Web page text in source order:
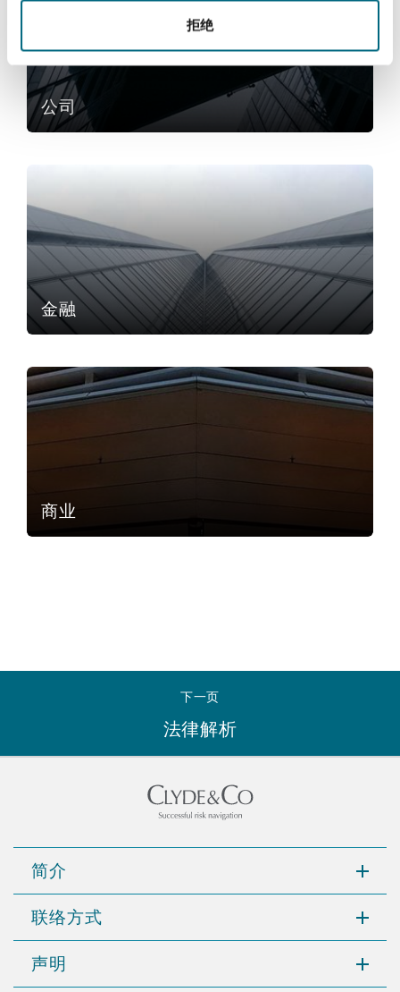
拒绝
盛顿
卡斯尔
安普顿
沙
公司
金融
商业
商业
下一页
法律解析
简介
联络方式
声明